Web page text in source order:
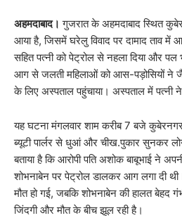
अहमदाबाद। गुजरात के अहमदाबाद स्थित
आया है, जिसमें घरेलु विवाद पर दामाद ताव
सहित पत्नी को पेट्रोल से नहला दिया और
आग से जलती महिलाओं को आस-पड़ोसियों ने
के लिए अस्पताल पहुंचाया। अस्पताल में पत्नी ने
यह घटना मंगलवार शाम करीब 7 बजे कुबेरनगर
ब्यूटी पार्लर से धुआं और चीख.पुकार सुनकर
बताया है कि आरोपी पति अशोक बाबूभाई ने
शोभनाबेन पर पेट्रोल डालकर आग लगा दी
मौत हो गई, जबकि शोभनाबेन की हालत बेहद
जिंदगी और मौत के बीच झूल रही है।